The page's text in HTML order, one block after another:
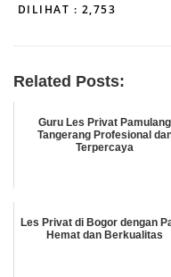
DILIHAT : 2,753
Related Posts:
Guru Les Privat Pamulang
Tangerang Profesional
Terpercaya
Les Privat di Bogor dengan
Hemat dan Berkualitas